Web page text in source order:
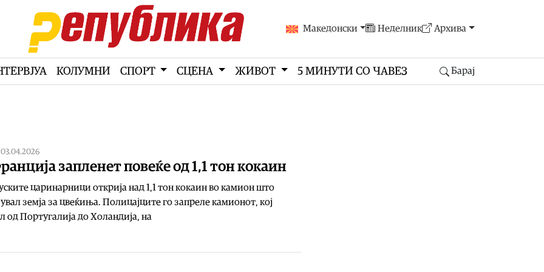
Македонски Неделник Архива
КОЛУМНИ СПОРТ СЦЕНА ЖИВОТ 5 МИНУТИ СО ЧАВЕЗ Барај
03.04.2026
запленет повеќе од 1,1 тон кокаин
царинарници открија над 1,1 тон кокаин во камион што
земја за цвеќиња. Полицајците го запреле камионот, кој
од Португалија до Холандија, на